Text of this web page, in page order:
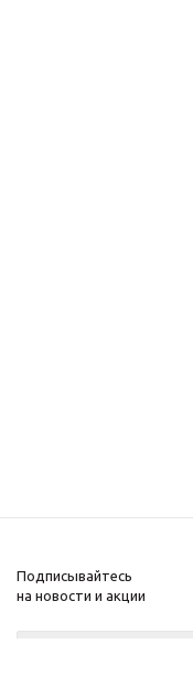
Подписывайтесь
на новости и акции